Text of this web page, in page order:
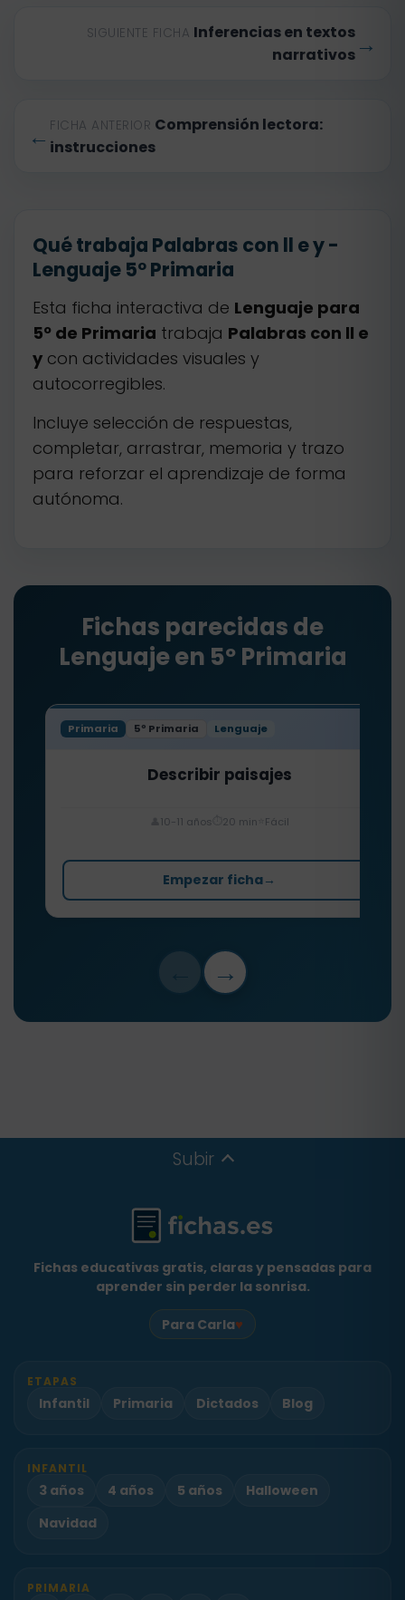
← FICHA ANTERIOR Comprensión lectora:
instrucciones
SIGUIENTE FICHA Inferencias en textos
narrativos →
Qué trabaja Palabras con ll e y -
Lenguaje 5º Primaria
Esta ficha interactiva de Lenguaje para
5º de Primaria trabaja Palabras con ll e
y con actividades visuales y
autocorregibles.
Incluye selección de respuestas,
completar, arrastrar, memoria y trazo
para reforzar el aprendizaje de forma
autónoma.
Fichas parecidas de
Lenguaje en 5º Primaria
Primaria 5º Primaria Lenguaje
Describir paisajes
10-11 años 20 min Fácil
Empezar ficha→
→
Subir
Fichas educativas gratis, claras y pensadas para
aprender sin perder la sonrisa.
Para Carla♥
ETAPAS
Infantil Primaria Dictados Blog
INFANTIL
3 años 4 años 5 años
Halloween
Navidad
PRIMARIA